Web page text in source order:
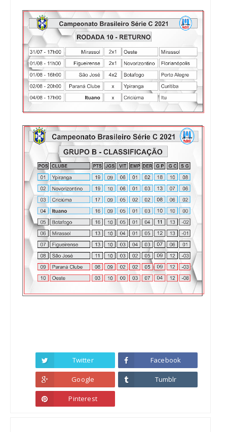
Twitter Facebook
Google Tumblr
Pinterest